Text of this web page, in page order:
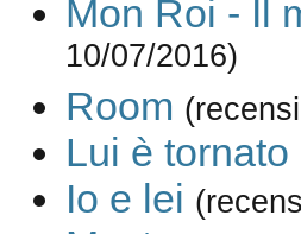
Mon Roi - Il
10/07/2016)
Room
Lui è tornato
Io e lei